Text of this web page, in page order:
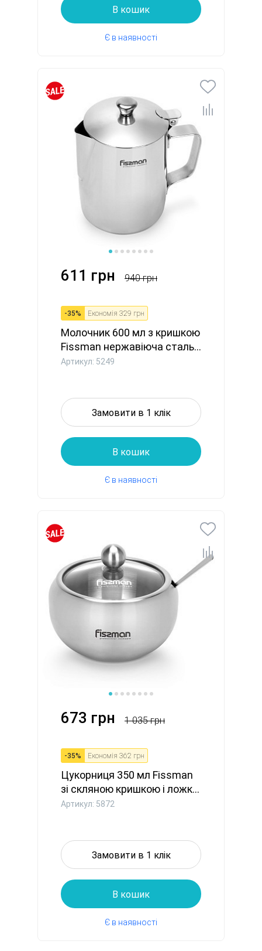
В кошик
Є в наявності
611 грн 940 грн
-35% Економія 329 грн
Молочник 600 мл з кришкою
Fissman нержавіюча сталь...
Артикул: 5249
Замовити в 1 клік
В кошик
Є в наявності
673 грн 1 035 грн
-35% Економія 362 грн
Цукорниця 350 мл Fissman
зі скляною кришкою і ложк...
Артикул: 5872
Замовити в 1 клік
В кошик
Є в наявності